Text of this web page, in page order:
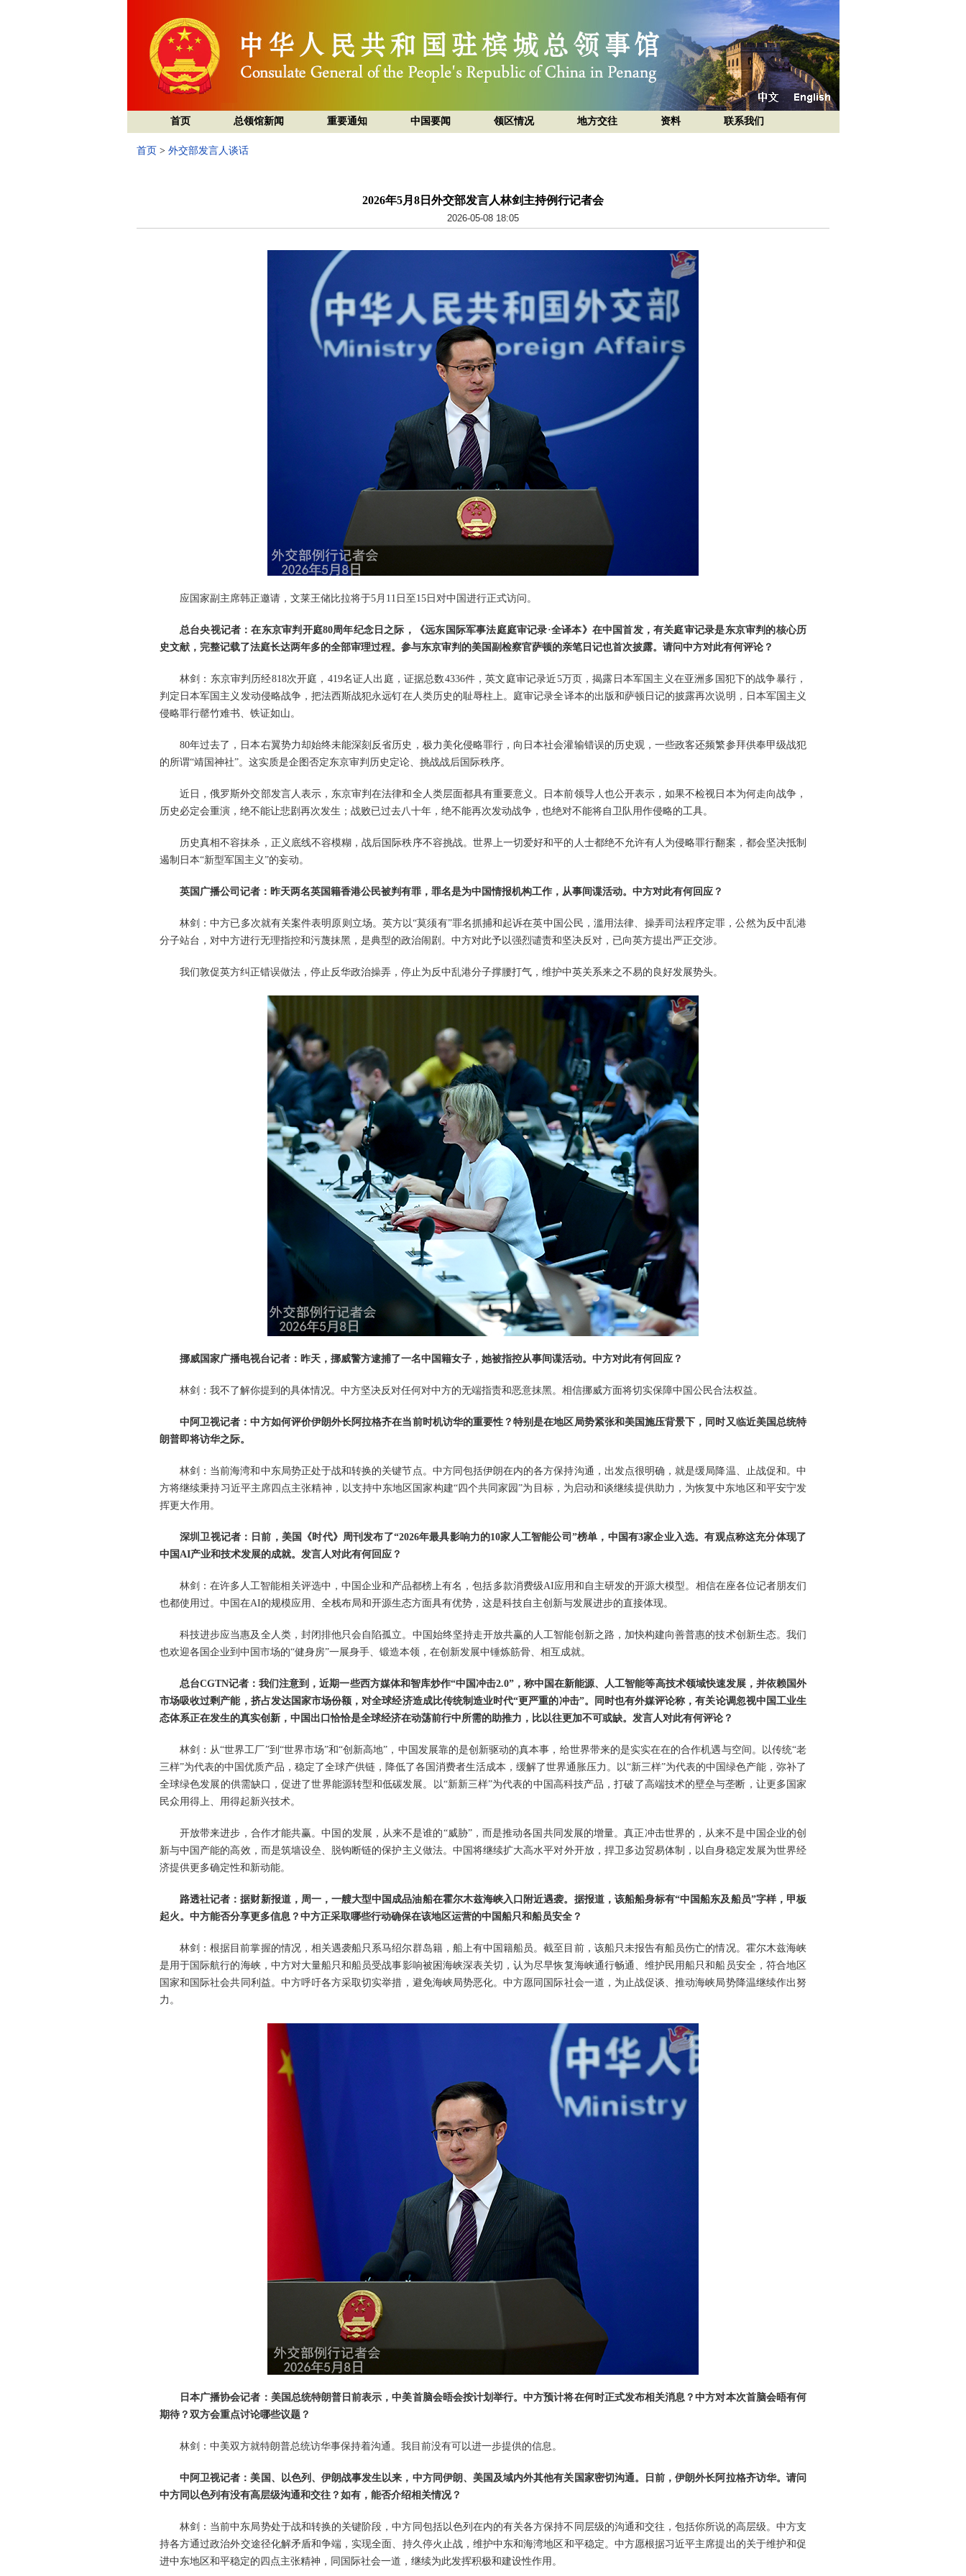
首页 总领馆新闻 重要通知 中国要闻 领区情况 地方交往 资料 联系我们
首页 > 外交部发言人谈话
2026年5月8日外交部发言人林剑主持例行记者会
2026-05-08 18:05
应国家副主席韩正邀请，文莱王储比拉将于5月11日至15日对中国进行正式访问。
总台央视记者：在东京审判开庭80周年纪念日之际，《远东国际军事法庭庭审记录·全译本》在中国首发，有关庭审记录是东京审判的核心历
史文献，完整记载了法庭长达两年多的全部审理过程。参与东京审判的美国副检察官萨顿的亲笔日记也首次披露。请问中方对此有何评论？
林剑：东京审判历经818次开庭，419名证人出庭，证据总数4336件，英文庭审记录近5万页，揭露日本军国主义在亚洲多国犯下的战争暴行，
判定日本军国主义发动侵略战争，把法西斯战犯永远钉在人类历史的耻辱柱上。庭审记录全译本的出版和萨顿日记的披露再次说明，日本军国主义
侵略罪行罄竹难书、铁证如山。
80年过去了，日本右翼势力却始终未能深刻反省历史，极力美化侵略罪行，向日本社会灌输错误的历史观，一些政客还频繁参拜供奉甲级战犯
的所谓“靖国神社”。这实质是企图否定东京审判历史定论、挑战战后国际秩序。
近日，俄罗斯外交部发言人表示，东京审判在法律和全人类层面都具有重要意义。日本前领导人也公开表示，如果不检视日本为何走向战争，
历史必定会重演，绝不能让悲剧再次发生；战败已过去八十年，绝不能再次发动战争，也绝对不能将自卫队用作侵略的工具。
历史真相不容抹杀，正义底线不容模糊，战后国际秩序不容挑战。世界上一切爱好和平的人士都绝不允许有人为侵略罪行翻案，都会坚决抵制
遏制日本“新型军国主义”的妄动。
英国广播公司记者：昨天两名英国籍香港公民被判有罪，罪名是为中国情报机构工作，从事间谍活动。中方对此有何回应？
林剑：中方已多次就有关案件表明原则立场。英方以“莫须有”罪名抓捕和起诉在英中国公民，滥用法律、操弄司法程序定罪，公然为反中乱港
分子站台，对中方进行无理指控和污蔑抹黑，是典型的政治闹剧。中方对此予以强烈谴责和坚决反对，已向英方提出严正交涉。
我们敦促英方纠正错误做法，停止反华政治操弄，停止为反中乱港分子撑腰打气，维护中英关系来之不易的良好发展势头。
挪威国家广播电视台记者：昨天，挪威警方逮捕了一名中国籍女子，她被指控从事间谍活动。中方对此有何回应？
林剑：我不了解你提到的具体情况。中方坚决反对任何对中方的无端指责和恶意抹黑。相信挪威方面将切实保障中国公民合法权益。
中阿卫视记者：中方如何评价伊朗外长阿拉格齐在当前时机访华的重要性？特别是在地区局势紧张和美国施压背景下，同时又临近美国总统特
朗普即将访华之际。
林剑：当前海湾和中东局势正处于战和转换的关键节点。中方同包括伊朗在内的各方保持沟通，出发点很明确，就是缓局降温、止战促和。中
方将继续秉持习近平主席四点主张精神，以支持中东地区国家构建“四个共同家园”为目标，为启动和谈继续提供助力，为恢复中东地区和平安宁发
挥更大作用。
深圳卫视记者：日前，美国《时代》周刊发布了“2026年最具影响力的10家人工智能公司”榜单，中国有3家企业入选。有观点称这充分体现了
中国AI产业和技术发展的成就。发言人对此有何回应？
林剑：在许多人工智能相关评选中，中国企业和产品都榜上有名，包括多款消费级AI应用和自主研发的开源大模型。相信在座各位记者朋友们
也都使用过。中国在AI的规模应用、全栈布局和开源生态方面具有优势，这是科技自主创新与发展进步的直接体现。
科技进步应当惠及全人类，封闭排他只会自陷孤立。中国始终坚持走开放共赢的人工智能创新之路，加快构建向善普惠的技术创新生态。我们
也欢迎各国企业到中国市场的“健身房”一展身手、锻造本领，在创新发展中锤炼筋骨、相互成就。
总台CGTN记者：我们注意到，近期一些西方媒体和智库炒作“中国冲击2.0”，称中国在新能源、人工智能等高技术领域快速发展，并依赖国外
市场吸收过剩产能，挤占发达国家市场份额，对全球经济造成比传统制造业时代“更严重的冲击”。同时也有外媒评论称，有关论调忽视中国工业生
态体系正在发生的真实创新，中国出口恰恰是全球经济在动荡前行中所需的助推力，比以往更加不可或缺。发言人对此有何评论？
林剑：从“世界工厂”到“世界市场”和“创新高地”，中国发展靠的是创新驱动的真本事，给世界带来的是实实在在的合作机遇与空间。以传统“老
三样”为代表的中国优质产品，稳定了全球产供链，降低了各国消费者生活成本，缓解了世界通胀压力。以“新三样”为代表的中国绿色产能，弥补了
全球绿色发展的供需缺口，促进了世界能源转型和低碳发展。以“新新三样”为代表的中国高科技产品，打破了高端技术的壁垒与垄断，让更多国家
民众用得上、用得起新兴技术。
开放带来进步，合作才能共赢。中国的发展，从来不是谁的“威胁”，而是推动各国共同发展的增量。真正冲击世界的，从来不是中国企业的创
新与中国产能的高效，而是筑墙设垒、脱钩断链的保护主义做法。中国将继续扩大高水平对外开放，捍卫多边贸易体制，以自身稳定发展为世界经
济提供更多确定性和新动能。
路透社记者：据财新报道，周一，一艘大型中国成品油船在霍尔木兹海峡入口附近遇袭。据报道，该船船身标有“中国船东及船员”字样，甲板
起火。中方能否分享更多信息？中方正采取哪些行动确保在该地区运营的中国船只和船员安全？
林剑：根据目前掌握的情况，相关遇袭船只系马绍尔群岛籍，船上有中国籍船员。截至目前，该船只未报告有船员伤亡的情况。霍尔木兹海峡
是用于国际航行的海峡，中方对大量船只和船员受战事影响被困海峡深表关切，认为尽早恢复海峡通行畅通、维护民用船只和船员安全，符合地区
国家和国际社会共同利益。中方呼吁各方采取切实举措，避免海峡局势恶化。中方愿同国际社会一道，为止战促谈、推动海峡局势降温继续作出努
力。
日本广播协会记者：美国总统特朗普日前表示，中美首脑会晤会按计划举行。中方预计将在何时正式发布相关消息？中方对本次首脑会晤有何
期待？双方会重点讨论哪些议题？
林剑：中美双方就特朗普总统访华事保持着沟通。我目前没有可以进一步提供的信息。
中阿卫视记者：美国、以色列、伊朗战事发生以来，中方同伊朗、美国及域内外其他有关国家密切沟通。日前，伊朗外长阿拉格齐访华。请问
中方同以色列有没有高层级沟通和交往？如有，能否介绍相关情况？
林剑：当前中东局势处于战和转换的关键阶段，中方同包括以色列在内的有关各方保持不同层级的沟通和交往，包括你所说的高层级。中方支
持各方通过政治外交途径化解矛盾和争端，实现全面、持久停火止战，维护中东和海湾地区和平稳定。中方愿根据习近平主席提出的关于维护和促
进中东地区和平稳定的四点主张精神，同国际社会一道，继续为此发挥积极和建设性作用。